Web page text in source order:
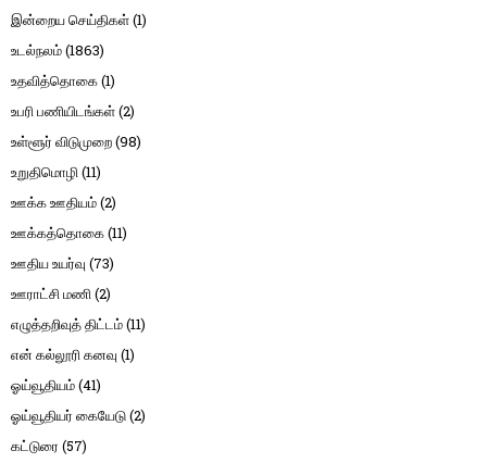
இன்றைய செய்திகள்(1)
உடல்நலம்(1863)
உதவித்தொகை(1)
உபரி பணியிடங்கள்(2)
உள்ளூர் விடுமுறை(98)
உறுதிமொழி(11)
ஊக்க ஊதியம்(2)
ஊக்கத்தொகை(11)
ஊதிய உயர்வு (73)
ஊராட்சி மணி(2)
எழுத்தறிவுத் திட்டம்(11)
என் கல்லூரி கனவு (1)
ஓய்வூதியம்(41)
ஓய்வூதியர் கையேடு(2)
கட்டுரை (57)